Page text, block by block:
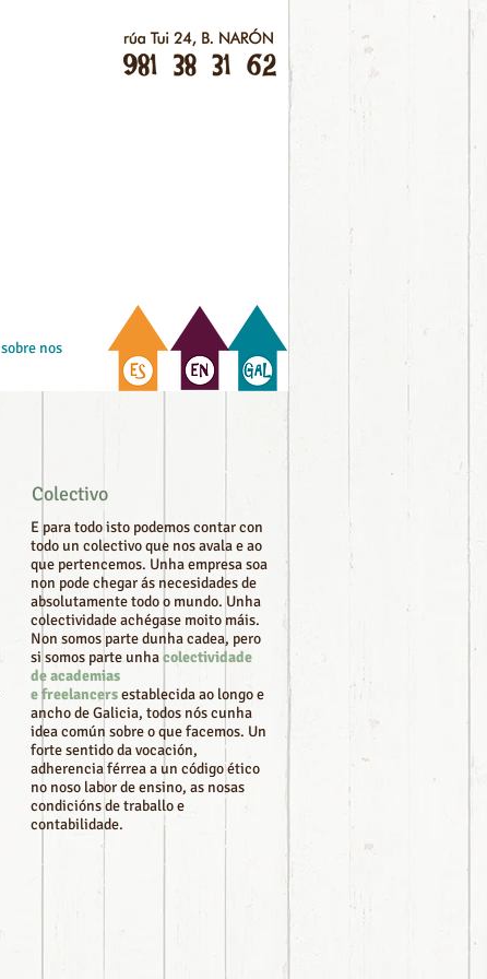
sobre nos
Colectivo
E para todo isto podemos contar con
todo un colectivo que nos avala e ao
que pertencemos. Unha empresa soa
non pode chegar ás necesidades de
absolutamente todo o mundo. Unha
colectividade achégase moito máis.
Non somos parte dunha cadea, pero
si somos parte unhacolectividade
de academias
e freelancersestablecida ao longo e
ancho de Galicia, todos nós cunha
idea común sobre o que facemos. Un
forte sentido da vocación,
adherencia férrea a un código ético
no noso labor de ensino, as nosas
condicións de traballo e
contabilidade.